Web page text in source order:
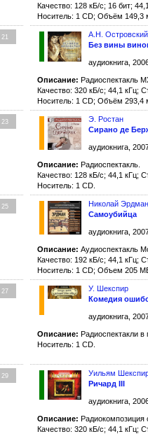
Качество: 128 кБ/с; 16 бит;
Носитель: 1 CD; Объём 149,3
А.Н. Островский
Без вины
аудиокнига,
Описание: Радиоспектакль
Качество: 320 кБ/с; 44,1 кГц;
Носитель: 1 CD; Объём 293,4
Э. Ростан
Сирано де
аудиокнига,
Описание: Радиоспектакль.
Качество: 128 кБ/с; 44,1 кГц;
Носитель: 1 CD.
Николай Эрдман
Самоубийца
аудиокнига,
Описание: Аудиоспектакль
Качество: 192 кБ/с; 44,1 кГц;
Носитель: 1 CD; Объем 205
У. Шекспир
Комедия
аудиокнига,
Описание: Радиоспектакли
Носитель: 1 CD.
Уильям
Ричард III
аудиокнига,
Описание: Радиокомпозиция
Качество: 320 кБ/с; 44,1 кГц;